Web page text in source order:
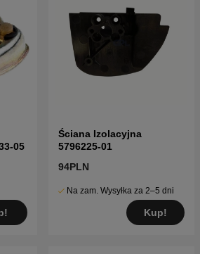
05
Ściana Izolacyjna
5796225-01
94PLN
Na zam. Wysyłka za 2–5 dni
Kup!